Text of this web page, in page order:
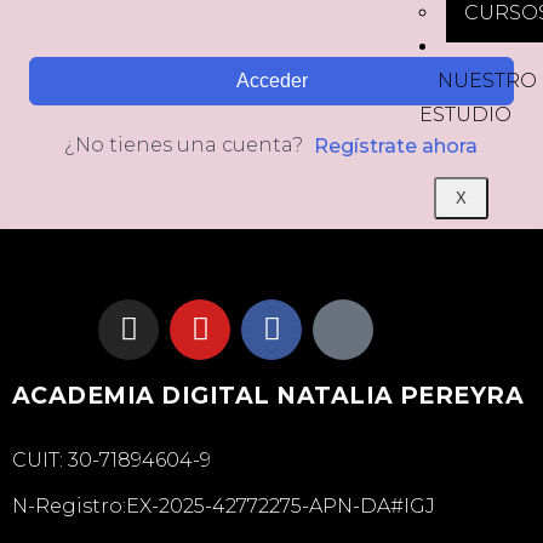
NUESTRO
ESTUDIO
X
Acceder
¿No tienes una cuenta? Regístrate ahora
ACADEMIA DIGITAL NATALIA PEREYRA
CUIT: 30-71894604-9
N-Registro:EX-2025-42772275-APN-DA#IGJ